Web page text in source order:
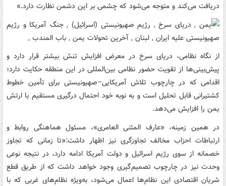
دریافت می‌کند و متوجه می‌شود که چشمی بر این دشمن نظارت دارد.»
از نگاه نظامی، دریای سرخ در معرض افزایش تنش بیشتر قرار دارد و
پیش‌بینی‌ها از تقویت حضور نظامی بین‌المللی در این منطقه حکایت دارد؛
اقدامی که در چارچوب تلاش آمریکایی–صهیونیستی برای تأمین خطوط
کشتیرانی قابل تحلیل است و به نوبه خود احتمال درگیری مستقیم با ارتش
یمن را افزایش می‌دهد.
در همین زمینه، «عارف المثنی العامری»، مسئول هماهنگی روابط و
ارتباطات احزاب مخالف تجاوزگری نیز اظهار داشت:«تا زمانی که تجاوز
خصمانه از سوی رژیم اسرائیل و دولت آمریکا ادامه دارد، در نتیجه نوعی
وحدت نیز در چارچوب تصمیم‌گیری وجود خواهد داشت که از طریق قطع
شریان اقتصادی این نظام‌ها اعمال می‌شود، به‌ویژه نظام‌های غربی که با